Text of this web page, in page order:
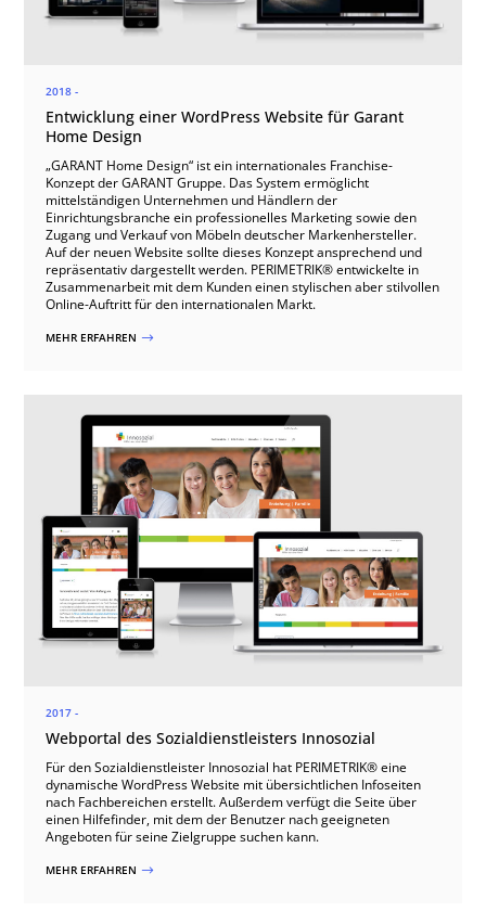
2018 -
Entwicklung einer WordPress Website für Garant
Home Design
„GARANT Home Design“ ist ein internationales Franchise-
Konzept der GARANT Gruppe. Das System ermöglicht
mittelständigen Unternehmen und Händlern der
Einrichtungsbranche ein professionelles Marketing sowie den
Zugang und Verkauf von Möbeln deutscher Markenhersteller.
Auf der neuen Website sollte dieses Konzept ansprechend und
repräsentativ dargestellt werden. PERIMETRIK® entwickelte in
Zusammenarbeit mit dem Kunden einen stylischen aber stilvollen
Online-Auftritt für den internationalen Markt.
MEHR ERFAHREN $
2017 -
Webportal des Sozialdienstleisters Innosozial
Für den Sozialdienstleister Innosozial hat PERIMETRIK® eine
dynamische WordPress Website mit übersichtlichen Infoseiten
nach Fachbereichen erstellt. Außerdem verfügt die Seite über
einen Hilfefinder, mit dem der Benutzer nach geeigneten
Angeboten für seine Zielgruppe suchen kann.
MEHR ERFAHREN $